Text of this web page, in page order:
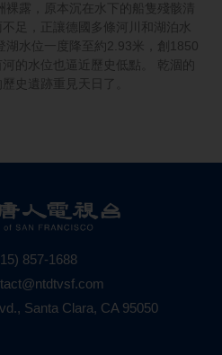
露，原本沉在水下的船隻殘骸清
足，正讓德國多條河川和湖泊水
湖水位一度降至約2.93米，創1850
的水位也逼近歷史低點。 乾涸的
史遺跡重見天日了。
857-1688
Santa Clara, CA 95050